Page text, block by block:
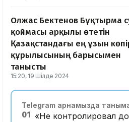
Олжас Бектенов Бұқтырма
қоймасы арқылы өтетін
Қазақстандағы ең ұзын
құрылысының барысымен
танысты
15:20, 19 Шілде 2024
Telegram арнамызда
01 «Не контролировал